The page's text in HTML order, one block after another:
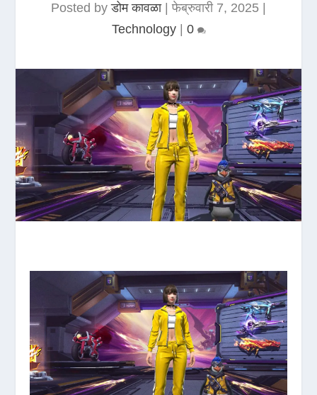
Posted byडोम कावळा|फेब्रुवारी 7, 2025
Technology| 0